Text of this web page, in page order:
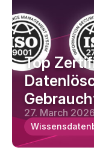
Top
Top
27. March 2026